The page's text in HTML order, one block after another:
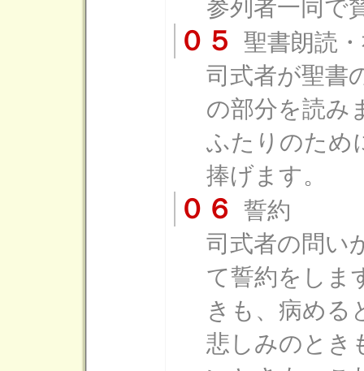
参列者一同で
０５
聖書朗読
司式者が聖書
の部分を読み
ふたりのため
捧げます。
０６
誓約
司式者の問い
て誓約をしま
きも、病める
悲しみのとき